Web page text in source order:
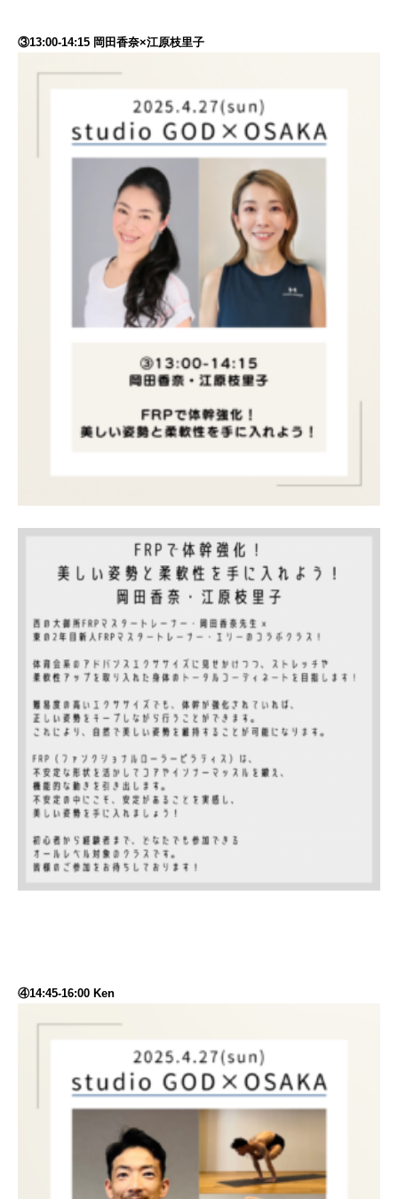
③13:00-14:15 岡田香奈×江原枝里子
④14:45-16:00 Ken